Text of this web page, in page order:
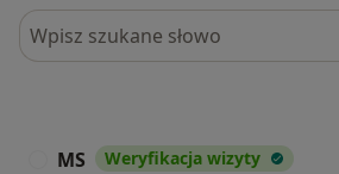
Szukaj w opiniach
MS Weryfikacja wizyty